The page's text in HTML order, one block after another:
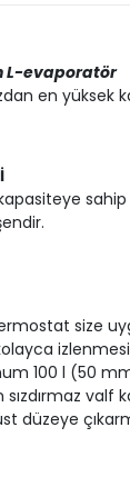
L-evaporatör
en
size
100 l (50
valf
düzeye